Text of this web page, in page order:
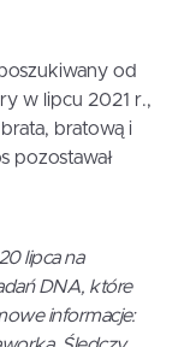
od
w lipcu 2021 r.,
bratową i
pozostawał
lipca na
DNA, które
informacje: